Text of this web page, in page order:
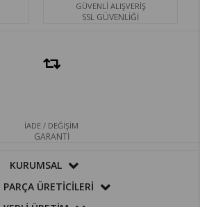
GÜVENLİ ALIŞVERİŞ
SSL GÜVENLİĞİ
İADE / DEĞİŞİM
GARANTİ
KURUMSAL
ÜRETİCİLERİ